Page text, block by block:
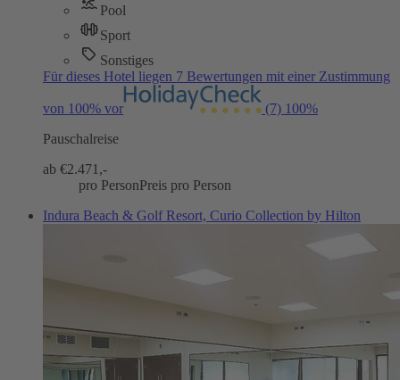
Pool
Sport
Sonstiges
Für dieses Hotel liegen 7 Bewertungen mit einer Zustimmung
von 100% vor (7) 100%
Pauschalreise
ab €2.471,-
pro PersonPreis pro Person
Indura Beach & Golf Resort, Curio Collection by Hilton